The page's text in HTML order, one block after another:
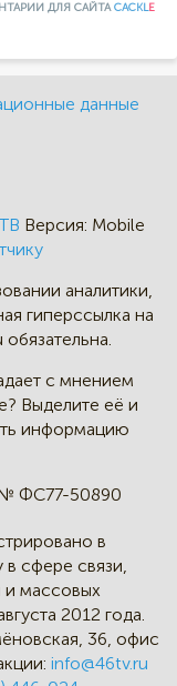
ДЛЯ САЙТАCACKLE
данные
Версия: Mobile
аналитики,
гиперссылка на
с мнением
Выделите её и
информацию
ФС77-50890
в
сфере связи,
массовых
2012 года.
36, офис
info@46tv.ru